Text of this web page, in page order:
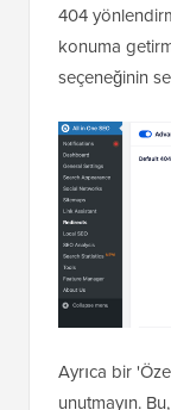
404
konuma
seçeneğinin
Ayrıca bir
unutmayın.